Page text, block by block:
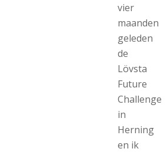
vier
maanden
geleden
de
Lövsta
Future
Challenge
in
Herning
en ik